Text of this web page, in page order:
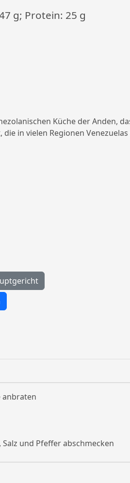
g; Protein: 25 g
Küche der Anden,
in vielen Regionen
anbraten
und Pfeffer abschmecken